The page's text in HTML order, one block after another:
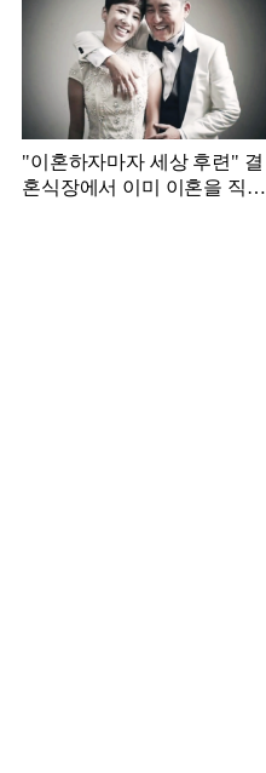
"이혼하자마자 세상 후련" 결
혼식장에서 이미 이혼을 직감